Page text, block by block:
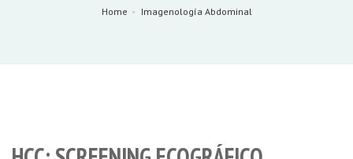
Home Imagenología Abdominal